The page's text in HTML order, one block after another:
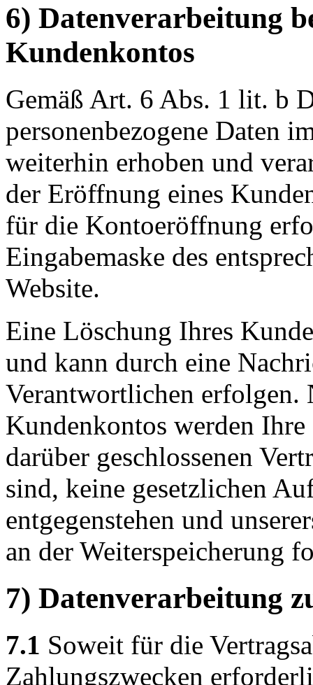
6) Datenverarbeitung
Kundenkontos
Gemäß Art. 6 Abs. 1 lit. b
personenbezogene Daten
weiterhin erhoben und
der Eröffnung eines
für die Kontoeröffnung
Eingabemaske des
Website.
Eine Löschung Ihres
und kann durch eine
Verantwortlichen erfolgen.
Kundenkontos werden
darüber geschlossenen
sind, keine gesetzlichen
entgegenstehen und
an der Weiterspeicherung
7) Datenverarbeitung
7.1 Soweit für die
Zahlungszwecken